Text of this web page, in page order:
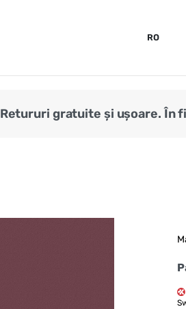
RO
Retururi gratuite și ușoare. În